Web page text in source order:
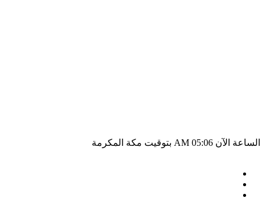
الساعة الآن 05:06 AM بتوقيت مكة المكرمة